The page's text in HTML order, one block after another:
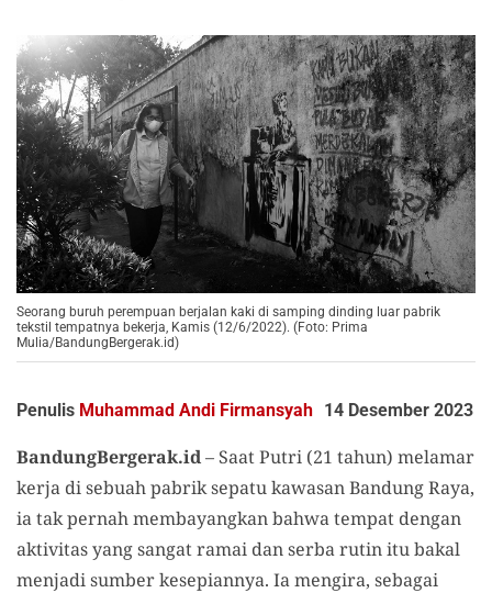
Seorang buruh perempuan berjalan kaki di samping dinding luar pabrik
tekstil tempatnya bekerja, Kamis (12/6/2022). (Foto: Prima
Mulia/BandungBergerak.id)
Penulis Muhammad Andi Firmansyah 14 Desember 2023
BandungBergerak.id– Saat Putri (21 tahun) melamar
kerja di sebuah pabrik sepatu kawasan Bandung Raya,
ia tak pernah membayangkan bahwa tempat dengan
aktivitas yang sangat ramai dan serba rutin itu bakal
menjadi sumber kesepiannya. Ia mengira, sebagai